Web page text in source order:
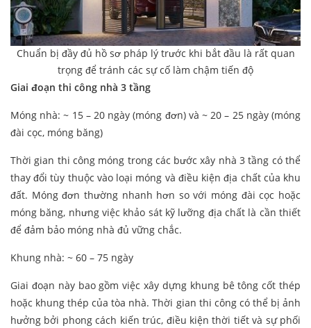
Chuẩn bị đầy đủ hồ sơ pháp lý trước khi bắt đầu là rất quan
trọng để tránh các sự cố làm chậm tiến độ
Giai đoạn thi công nhà 3 tầng
Móng nhà: ~ 15 – 20 ngày (móng đơn) và ~ 20 – 25 ngày (móng
đài cọc, móng băng)
Thời gian thi công móng trong các bước xây nhà 3 tầng có thể
thay đổi tùy thuộc vào loại móng và điều kiện địa chất của khu
đất. Móng đơn thường nhanh hơn so với móng đài cọc hoặc
móng băng, nhưng việc khảo sát kỹ lưỡng địa chất là cần thiết
để đảm bảo móng nhà đủ vững chắc.
Khung nhà: ~ 60 – 75 ngày
Giai đoạn này bao gồm việc xây dựng khung bê tông cốt thép
hoặc khung thép của tòa nhà. Thời gian thi công có thể bị ảnh
hưởng bởi phong cách kiến trúc, điều kiện thời tiết và sự phối